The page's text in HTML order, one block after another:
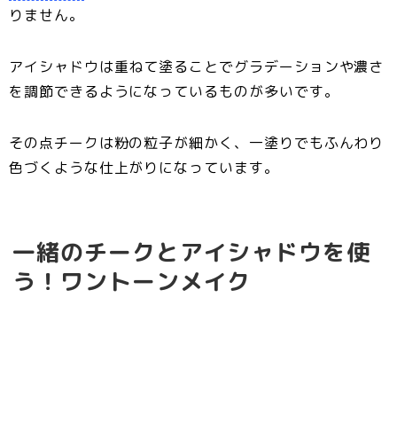
りません。
アイシャドウは重ねて塗ることでグラデーションや濃さ
を調節できるようになっているものが多いです。
その点チークは粉の粒子が細かく、一塗りでもふんわり
色づくような仕上がりになっています。
一緒のチークとアイシャドウを使
う！ワントーンメイク